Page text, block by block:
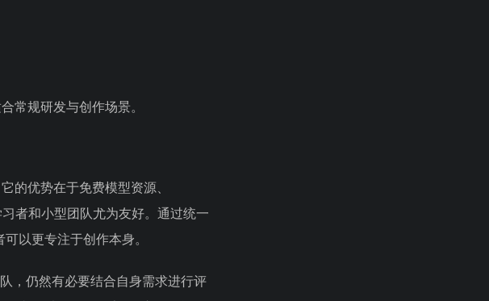
常规研发与创作场景。
的优势在于免费模型资源、
者和小型团队尤为友好。通过统一
以更专注于创作本身。
，仍然有必要结合自身需求进行评